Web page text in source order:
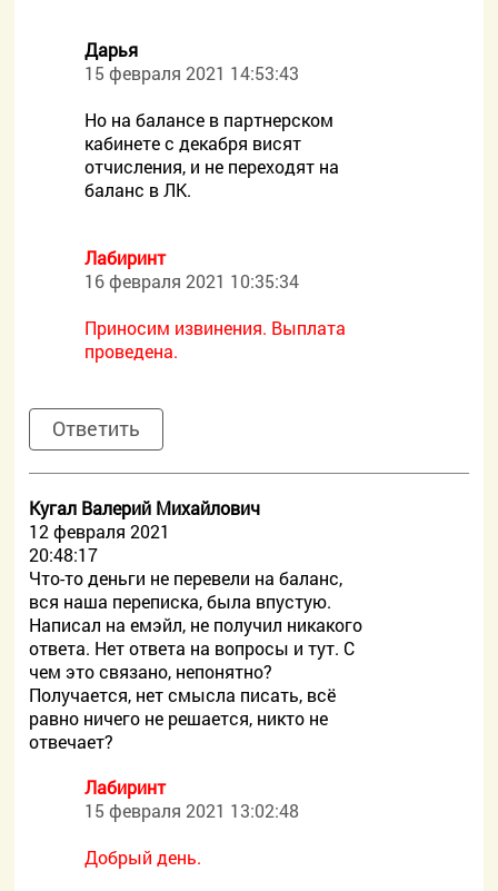
Дарья
15 февраля 2021 14:53:43
Но на балансе в партнерском
кабинете с декабря висят
отчисления, и не переходят на
баланс в ЛК.
Лабиринт
16 февраля 2021 10:35:34
Приносим извинения. Выплата
проведена.
Ответить
Кугал Валерий Михайлович
12 февраля 2021
20:48:17
Что-то деньги не перевели на баланс,
вся наша переписка, была впустую.
Написал на емэйл, не получил никакого
ответа. Нет ответа на вопросы и тут. С
чем это связано, непонятно?
Получается, нет смысла писать, всё
равно ничего не решается, никто не
отвечает?
Лабиринт
15 февраля 2021 13:02:48
Добрый день.